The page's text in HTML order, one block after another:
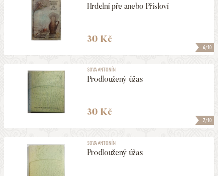
6/10
Hrdelní pře anebo Přísloví
30 Kč
7/10
SOVA ANTONÍN
Prodloužený úžas
30 Kč
SOVA ANTONÍN
Prodloužený úžas